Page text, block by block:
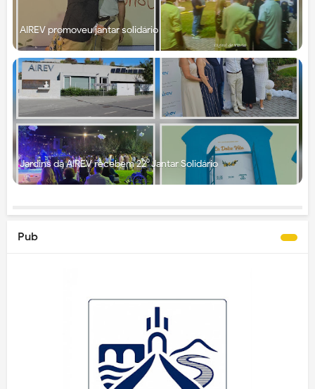
AIREV promoveu jantar solidário
Jardins da AIREV recebem 22⁰ Jantar Solidário
Pub